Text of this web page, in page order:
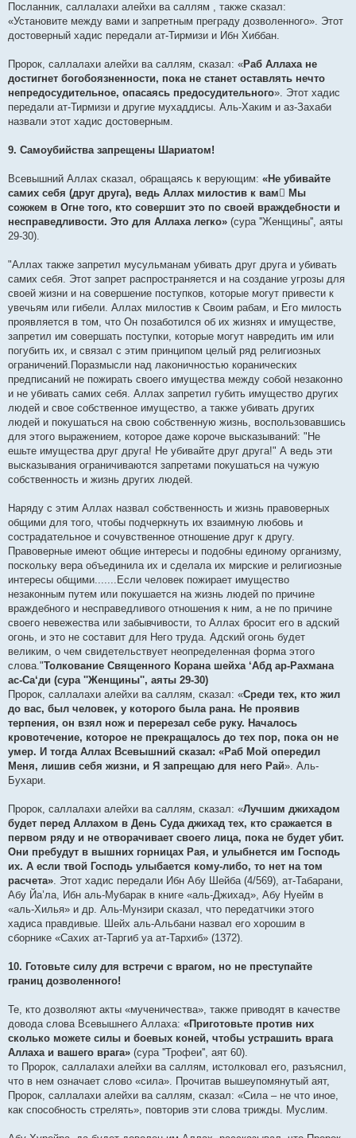
Посланник, саллалахи алейхи ва саллям , также сказал:
«Установите между вами и запретным преграду дозволенного». Этот
достоверный хадис передали ат-Тирмизи и Ибн Хиббан.
Пророк, саллалахи алейхи ва саллям, сказал: «Раб Аллаха не
достигнет богобоязненности, пока не станет оставлять нечто
непредосудительное, опасаясь предосудительного». Этот хадис
передали ат-Тирмизи и другие мухаддисы. Аль-Хаким и аз-Захаби
назвали этот хадис достоверным.
9. Самоубийства запрещены Шариатом!
Всевышний Аллах сказал, обращаясь к верующим: «Не убивайте
самих себя (друг друга), ведь Аллах милостив к вам Мы
сожжем в Огне того, кто совершит это по своей враждебности и
несправедливости. Это для Аллаха легко» (сура ''Женщины'', аяты
29-30).
"Аллах также запретил мусульманам убивать друг друга и убивать
самих себя. Этот запрет распространяется и на создание угрозы для
своей жизни и на совершение поступков, которые могут привести к
увечьям или гибели. Аллах милостив к Своим рабам, и Его милость
проявляется в том, что Он позаботился об их жизнях и имуществе,
запретил им совершать поступки, которые могут навредить им или
погубить их, и связал с этим принципом целый ряд религиозных
ограничений.Поразмысли над лаконичностью коранических
предписаний не пожирать своего имущества между собой незаконно
и не убивать самих себя. Аллах запретил губить имущество других
людей и свое собственное имущество, а также убивать других
людей и покушаться на свою собственную жизнь, воспользовавшись
для этого выражением, которое даже короче высказываний: "Не
ешьте имущества друг друга! Не убивайте друг друга!" А ведь эти
высказывания ограничиваются запретами покушаться на чужую
собственность и жизнь других людей.
Наряду с этим Аллах назвал собственность и жизнь правоверных
общими для того, чтобы подчеркнуть их взаимную любовь и
сострадательное и сочувственное отношение друг к другу.
Правоверные имеют общие интересы и подобны единому организму,
поскольку вера объединила их и сделала их мирские и религиозные
интересы общими.......Если человек пожирает имущество
незаконным путем или покушается на жизнь людей по причине
враждебного и несправедливого отношения к ним, а не по причине
своего невежества или забывчивости, то Аллах бросит его в адский
огонь, и это не составит для Него труда. Адский огонь будет
великим, о чем свидетельствует неопределенная форма этого
слова."Толкование Священного Корана шейха ‘Абд ар-Рахмана
ас-Са‘ди (сура ''Женщины'', аяты 29-30)
Пророк, саллалахи алейхи ва саллям, сказал: «Среди тех, кто жил
до вас, был человек, у которого была рана. Не проявив
терпения, он взял нож и перерезал себе руку. Началось
кровотечение, которое не прекращалось до тех пор, пока он не
умер. И тогда Аллах Всевышний сказал: «Раб Мой опередил
Меня, лишив себя жизни, и Я запрещаю для него Рай». Аль-
Бухари.
Пророк, саллалахи алейхи ва саллям, сказал: «Лучшим джихадом
будет перед Аллахом в День Суда джихад тех, кто сражается в
первом ряду и не отворачивает своего лица, пока не будет убит.
Они пребудут в вышних горницах Рая, и улыбнется им Господь
их. А если твой Господь улыбается кому-либо, то нет на том
расчета». Этот хадис передали Ибн Абу Шейба (4/569), ат-Табарани,
Абу Йа’ла, Ибн аль-Мубарак в книге «аль-Джихад», Абу Нуейм в
«аль-Хилья» и др. Аль-Мунзири сказал, что передатчики этого
хадиса правдивые. Шейх аль-Альбани назвал его хорошим в
сборнике «Сахих ат-Таргиб уа ат-Тархиб» (1372).
10. Готовьте силу для встречи с врагом, но не преступайте
границ дозволенного!
Те, кто дозволяют акты «мученичества», также приводят в качестве
довода слова Всевышнего Аллаха: «Приготовьте против них
сколько можете силы и боевых коней, чтобы устрашить врага
Аллаха и вашего врага» (сура ''Трофеи'', аят 60).
то Пророк, саллалахи алейхи ва саллям, истолковал его, разъяснил,
что в нем означает слово «сила». Прочитав вышеупомянутый аят,
Пророк, саллалахи алейхи ва саллям, сказал: «Сила – не что иное,
как способность стрелять», повторив эти слова трижды. Муслим.